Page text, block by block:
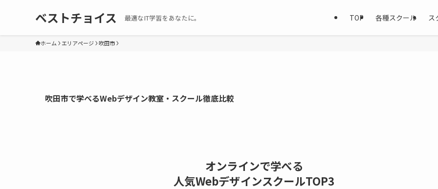
ベストチョイス 最適なIT学習をあなたに。 TOP 各種スクール ス
ホーム エリアページ 吹田市
吹田市で学べるWebデザイン教室・スクール徹底比較
オンラインで学べる
人気WebデザインスクールTOP3